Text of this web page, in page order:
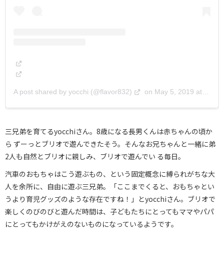
A post shared by yocchi (@flavor832) on May 5, 2019 at 3:11am PDT
三兄弟を育てるyocchiさん。8歳になる長男くんは赤ちゃんの頃か
ら ずーっとブリオで遊んできたそう。そんなお兄ちゃんと一緒に弟
2人も自然とブリオに親しみ、ブリオで遊んでい る毎日。
汽車のおもちゃはこう遊ぶもの、という固定概念に縛られがちな大
人を余所に、自由に遊ぶ三兄弟。「ここまでくると、おもちゃとい
うより育児グッズのような存在ですね！」とyocchiさん。ブリオで
楽しくのびのびと遊んだ時間は、子どもたちにとってもママやパパ
にとってもかけがえのないものになっているようです。